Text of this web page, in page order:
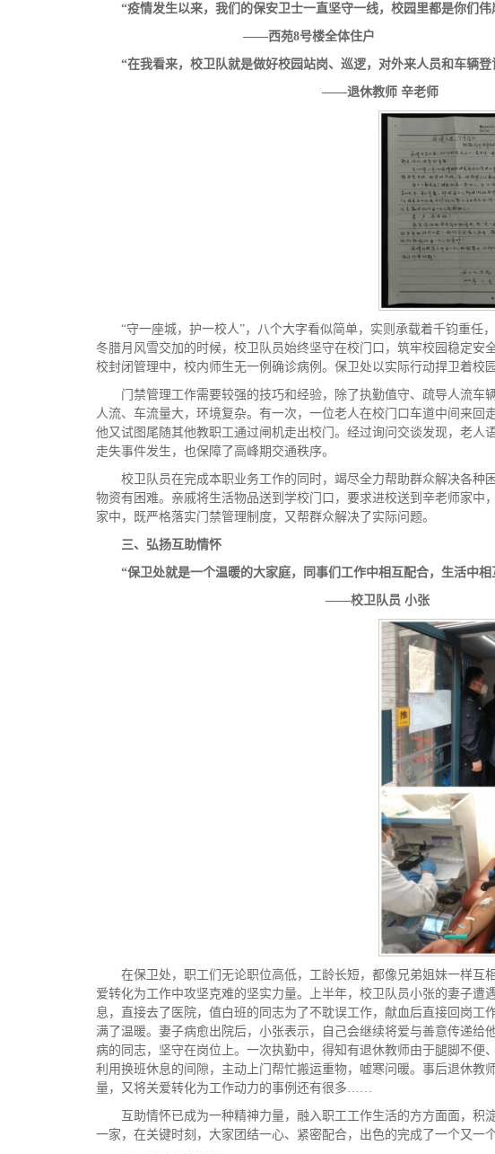
“疫情发生以来，我们的保安卫士一直坚守一线，校园里都是你们伟
——西苑8号楼全体住户
“在我看来，校卫队就是做好校园站岗、巡逻，对外来人员和车辆
——退休教师 辛老师
“守一座城，护一校人”，八个大字看似简单，实则承载着千钧重
冬腊月风雪交加的时候，校卫队员始终坚守在校门口，筑牢校园稳定安
校封闭管理中，校内师生无一例确诊病例。保卫处以实际行动捍卫着校
门禁管理工作需要较强的技巧和经验，除了执勤值守、疏导人流
人流、车流量大，环境复杂。有一次，一位老人在校门口车道中间来回
他又试图尾随其他教职工通过闸机走出校门。经过询问交谈发现，老
走失事件发生，也保障了高峰期交通秩序。
校卫队员在完成本职业务工作的同时，竭尽全力帮助群众解决各
物资有困难。亲戚将生活物品送到学校门口，要求进校送到辛老师家
家中，既严格落实门禁管理制度，又帮群众解决了实际问题。
三、弘扬互助情怀
“保卫处就是一个温暖的大家庭，同事们工作中相互配合，生活中
——校卫队员 小张
在保卫处，职工们无论职位高低，工龄长短，都像兄弟姐妹一样
爱转化为工作中攻坚克难的坚实力量。上半年，校卫队员小张的妻子
息，直接去了医院，值白班的同志为了不耽误工作，献血后直接回岗
满了温暖。妻子病愈出院后，小张表示，自己会继续将爱与善意传递
病的同志，坚守在岗位上。一次执勤中，得知有退休教师由于腿脚不
利用换班休息的间隙，主动上门帮忙搬运重物，嘘寒问暖。事后退休
量，又将关爱转化为工作动力的事例还有很多……
互助情怀已成为一种精神力量，融入职工工作生活的方方面面，
一家，在关键时刻，大家团结一心、紧密配合，出色的完成了一个又一